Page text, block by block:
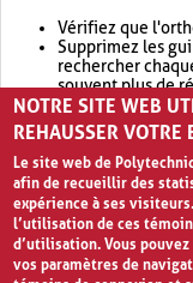
Vérifiez que
Supprimez les
rechercher
souvent plus de
Envisagez
retournera
NOTRE SITE WEB
REHAUSSER VOTRE
Le site web de
afin de recueillir des
expérience à ses
l’utilisation de ces
d’utilisation. Vous
vos paramètres de